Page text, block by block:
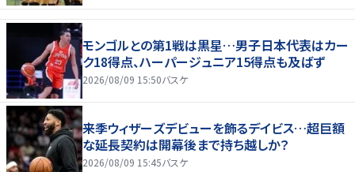
モンゴルとの第1戦は黒星…男子日本代表はカー
ク18得点、ハーパージュニア15得点も及ばず
2026/08/09 15:50バスケ
来季ウィザーズデビューを飾るデイビス…超巨額
な延長契約は開幕後まで持ち越しか？
2026/08/09 15:45バスケ